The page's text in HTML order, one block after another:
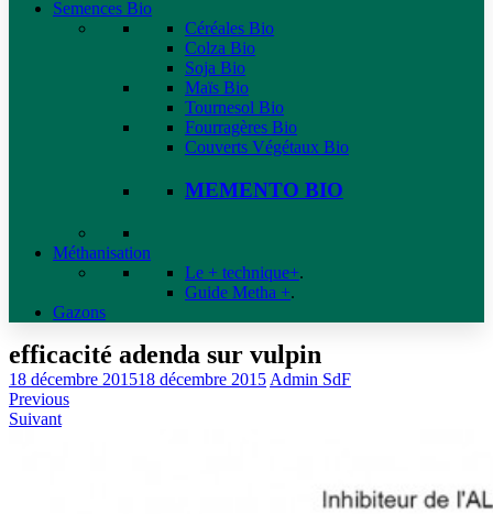
Semences Bio
Céréales Bio
Colza Bio
Soja Bio
Maïs Bio
Tournesol Bio
Fourragères Bio
Couverts Végétaux Bio
MEMENTO BIO
Méthanisation
Le + technique+.
Guide Metha +.
Gazons
efficacité adenda sur vulpin
18 décembre 201518 décembre 2015 Admin SdF
Previous
Suivant